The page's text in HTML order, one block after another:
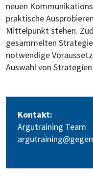
neuen
praktische
Mittelpunkt stehen.
gesammelten
notwendige
Auswahl von
Kontakt:
Argutraining Team